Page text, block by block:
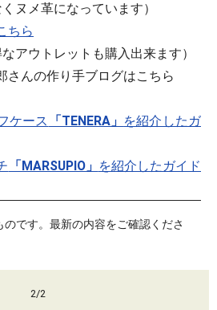
ヌメ革になっています）
ちら
アウトレットも購入出来ます）
さんの作り手ブログはこちら
ケース 「TENERA」 を紹介したガ
「MARSUPIO」 を紹介したガイド
です。最新の内容をご確認くださ
2/2